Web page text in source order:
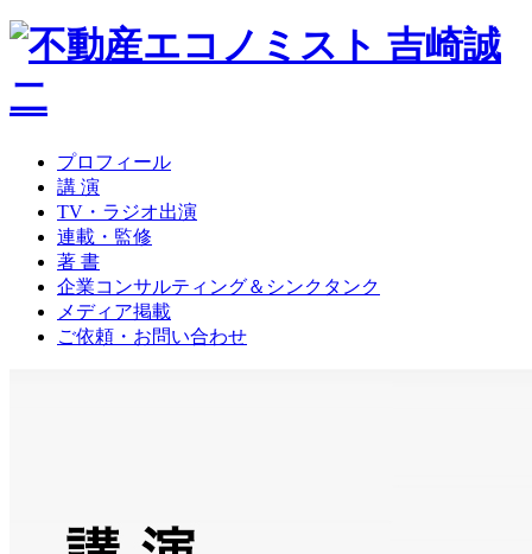
プロフィール
講 演
TV・ラジオ出演
連載・監修
著 書
企業コンサルティング＆シンクタンク
メディア掲載
ご依頼・お問い合わせ